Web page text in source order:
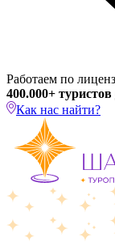
Работаем по
400.000+ туристов
Как нас найти?